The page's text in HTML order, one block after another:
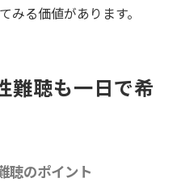
みる価値があります。
難聴も一日で希
聴のポイント